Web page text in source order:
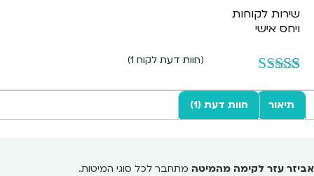
שירות לקוחות
ויחס אישי
מדורג5.00
מתוך 5
מבוסס על
1
(חוות דעת לקוח 1
)
תיאור חוות דעת (1)
אביזר עזר לקימה מהמיטה מתחבר לכל סוגי המיטות.